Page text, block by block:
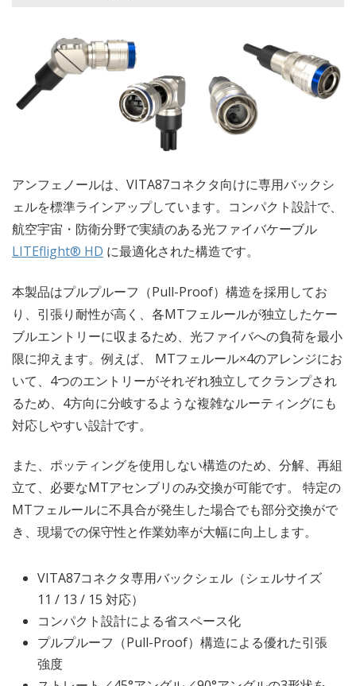
アンフェノールは、VITA87コネクタ向けに専用バックシ
ェルを標準ラインアップしています。コンパクト設計で、
航空宇宙・防衛分野で実績のある光ファイバケーブル
LITEflight® HD に最適化された構造です。
本製品はプルプルーフ（Pull-Proof）構造を採用してお
り、引張り耐性が高く、各MTフェルールが独立したケー
ブルエントリーに収まるため、光ファイバへの負荷を最小
限に抑えます。例えば、 MTフェルール×4のアレンジにお
いて、4つのエントリーがそれぞれ独立してクランプされ
るため、4方向に分岐するような複雑なルーティングにも
対応しやすい設計です。
また、ポッティングを使用しない構造のため、分解、再組
立て、必要なMTアセンブリのみ交換が可能です。 特定の
MTフェルールに不具合が発生した場合でも部分交換がで
き、現場での保守性と作業効率が大幅に向上します。
VITA87コネクタ専用バックシェル（シェルサイズ
11 / 13 / 15 対応）
コンパクト設計による省スペース化
プルプルーフ（Pull-Proof）構造による優れた引張
強度